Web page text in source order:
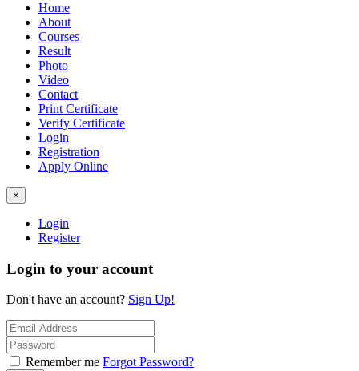
Home
About
Courses
Result
Photo
Video
Contact
Print Certificate
Verify Certificate
Login
Registration
Apply Online
×
Login
Register
Login to your account
Don't have an account? Sign Up!
Remember me Forgot Password?